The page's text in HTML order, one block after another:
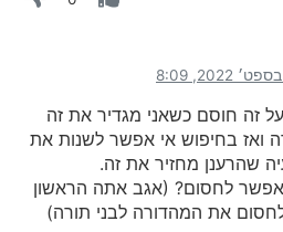
זה חוסם כשאני מגדיר את זה
ואז בחיפוש אי אפשר לשנות את
שהרענן מחזיר את זה.
לחסום? (אגב אתה הראשון
את המהדורה לבני תורה)